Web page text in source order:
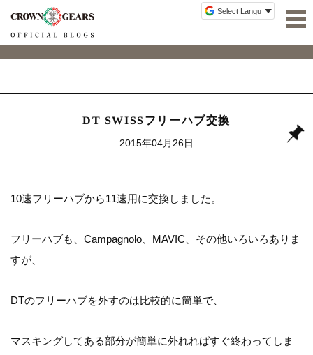
DT SWISSフリーハブ交換
2015年04月26日
10速フリーハブから11速用に交換しました。
フリーハブも、Campagnolo、MAVIC、その他いろいろありま
すが、
DTのフリーハブを外すのは比較的に簡単で、
マスキングしてある部分が簡単に外れればすぐ終わってしま